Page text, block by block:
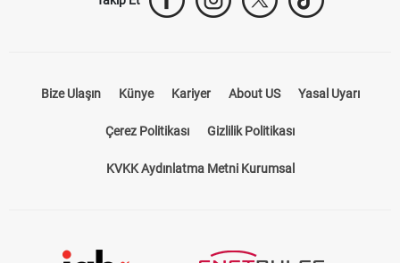
Bize Ulaşın Künye Kariyer About US Yasal Uyarı
Çerez Politikası Gizlilik Politikası
KVKK Aydınlatma Metni Kurumsal